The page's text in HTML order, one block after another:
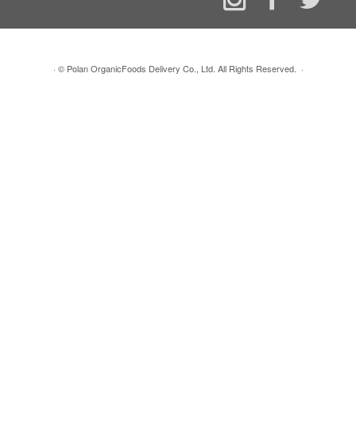
· © Polan OrganicFoods Delivery Co., Ltd. All Rights Reserved. ·